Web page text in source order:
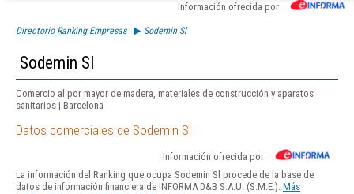
Información ofrecida por
Directorio Ranking Empresas Sodemin Sl
Sodemin Sl
Comercio al por mayor de madera, materiales de construcción y aparatos
sanitarios | Barcelona
Datos comerciales de Sodemin Sl
Información ofrecida por
La información del Ranking que ocupa Sodemin Sl procede de la base de
datos de información financiera de INFORMA D&B S.A.U. (S.M.E.). Más